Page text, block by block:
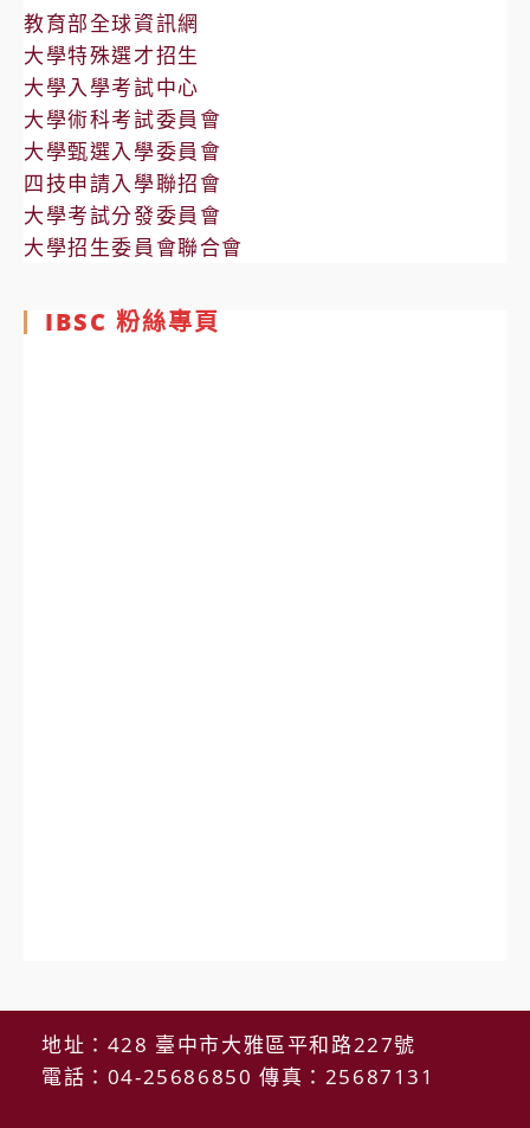
教育部全球資訊網
大學特殊選才招生
大學入學考試中心
大學術科考試委員會
大學甄選入學委員會
四技申請入學聯招會
大學考試分發委員會
大學招生委員會聯合會
IBSC 粉絲專頁
地址：428 臺中市大雅區平和路227號
電話：04-25686850 傳真：25687131